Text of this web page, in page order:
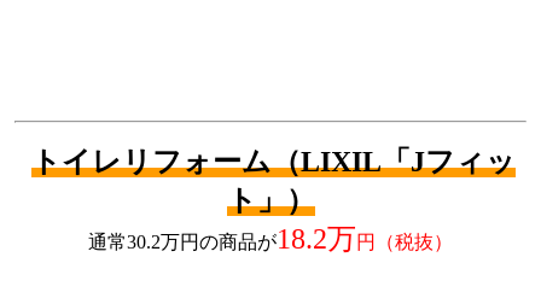
トイレリフォーム（LIXIL「Jフィッ
ト」）
通常30.2万円の商品が18.2万円（税抜）